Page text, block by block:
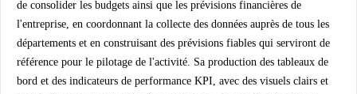
de consolider les budgets ainsi que les prévisions financières de
l'entreprise, en coordonnant la collecte des données auprès de tous les
départements et en construisant des prévisions fiables qui serviront de
référence pour le pilotage de l'activité. Sa production des tableaux de
bord et des indicateurs de performance KPI, avec des visuels clairs et